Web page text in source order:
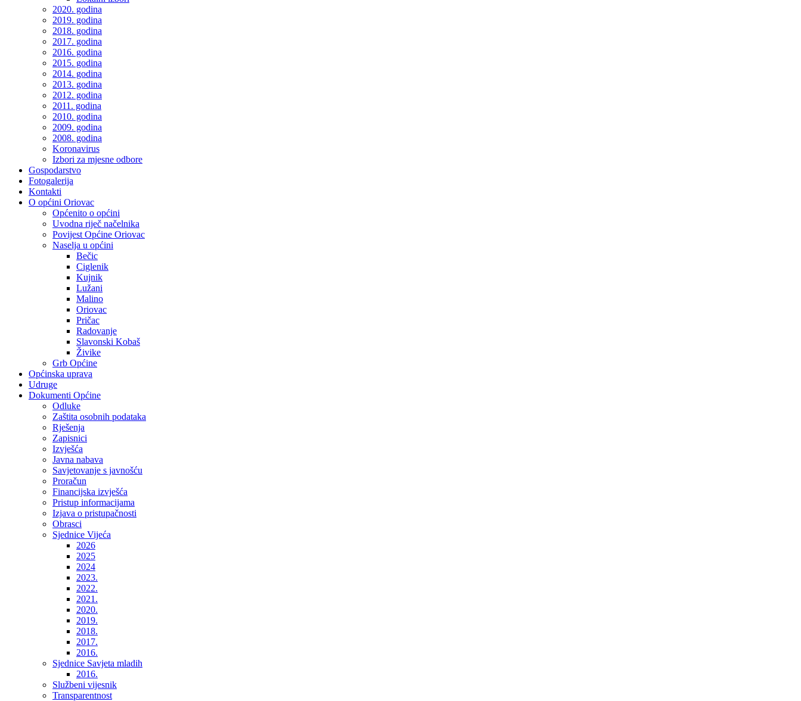
2020. godina
2019. godina
2018. godina
2017. godina
2016. godina
2015. godina
2014. godina
2013. godina
2012. godina
2011. godina
2010. godina
2009. godina
2008. godina
Koronavirus
Izbori za mjesne odbore
Gospodarstvo
Fotogalerija
Kontakti
O općini Oriovac
Općenito o općini
Uvodna riječ načelnika
Povijest Općine Oriovac
Naselja u općini
Bečic
Ciglenik
Kujnik
Lužani
Malino
Oriovac
Pričac
Radovanje
Slavonski Kobaš
Živike
Grb Općine
Općinska uprava
Udruge
Dokumenti Općine
Odluke
Zaštita osobnih podataka
Rješenja
Zapisnici
Izvješća
Javna nabava
Savjetovanje s javnošću
Proračun
Financijska izvješća
Pristup informacijama
Izjava o pristupačnosti
Obrasci
Sjednice Vijeća
2026
2025
2024
2023.
2022.
2021.
2020.
2019.
2018.
2017.
2016.
Sjednice Savjeta mladih
2016.
Službeni vijesnik
Transparentnost